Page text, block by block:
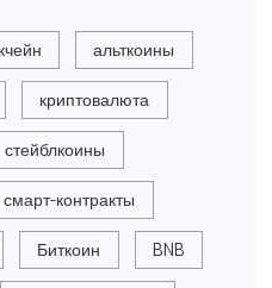
альткоины
криптовалюта
стейблкоины
смарт-контракты
Биткоин BNB